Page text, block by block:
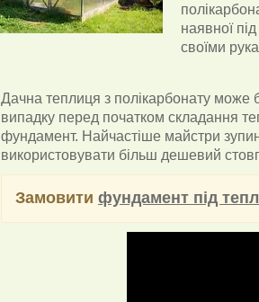
наявної
своїми
Дачна теплиця з полікарбонату може
випадку перед початком складання
фундамент. Найчастіше майстри
використовувати більш дешевий
Замовити фундамент під